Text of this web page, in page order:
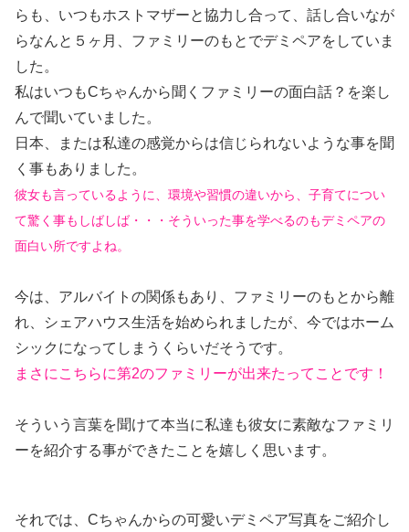
らも、いつもホストマザーと協力し合って、話し合いなが
らなんと５ヶ月、ファミリーのもとでデミペアをしていま
した。
私はいつもCちゃんから聞くファミリーの面白話？を楽し
んで聞いていました。
日本、または私達の感覚からは信じられないような事を聞
く事もありました。
彼女も言っているように、環境や習慣の違いから、子育てについ
て驚く事もしばしば・・・そういった事を学べるのもデミペアの
面白い所ですよね。
今は、アルバイトの関係もあり、ファミリーのもとから離
れ、シェアハウス生活を始められましたが、今ではホーム
シックになってしまうくらいだそうです。
まさにこちらに第2のファミリーが出来たってことです！
そういう言葉を聞けて本当に私達も彼女に素敵なファミリ
ーを紹介する事ができたことを嬉しく思います。
それでは、Cちゃんからの可愛いデミペア写真をご紹介し